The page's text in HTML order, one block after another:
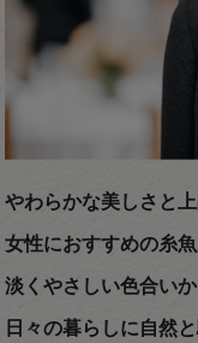
やわらかな美しさと上
女性におすすめの糸
淡くやさしい色合い
日々の暮らしに自然